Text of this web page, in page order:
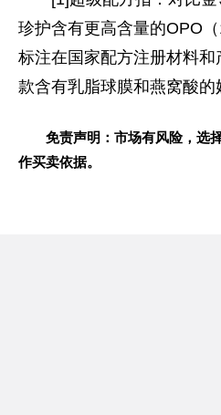
珍护含有更高含量的OPO
标注在国家配方注册材料
款含有乳脂球膜和燕窝酸的
免责声明：市场有风险，选
作买卖依据。